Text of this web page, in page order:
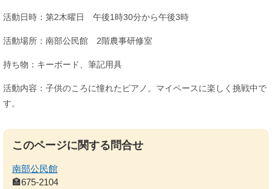
活動日時：第2木曜日 午後1時30分から午後3時
活動場所：南部公民館 2階農事研修室
持ち物：キーボード、筆記用具
活動内容：子供のころに憧れたピアノ。マイペースに楽しく挑戦中で
す。
このページに関する問合せ
南部公民館
🏣675-2104